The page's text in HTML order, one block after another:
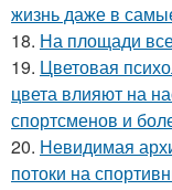
жизнь даже в
18. На площади
19. Цветовая
цвета влияют на
спортсменов и
20. Невидимая
потоки на